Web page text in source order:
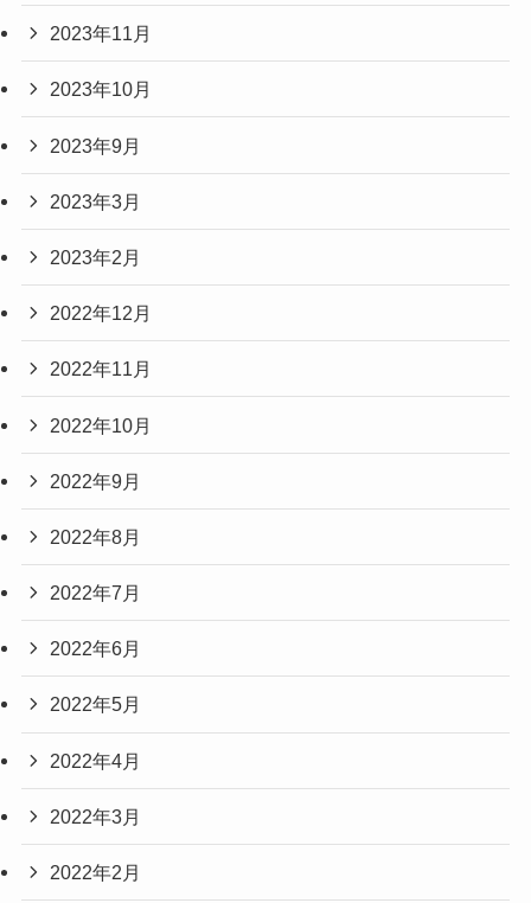
2023年11月
2023年10月
2023年9月
2023年3月
2023年2月
2022年12月
2022年11月
2022年10月
2022年9月
2022年8月
2022年7月
2022年6月
2022年5月
2022年4月
2022年3月
2022年2月